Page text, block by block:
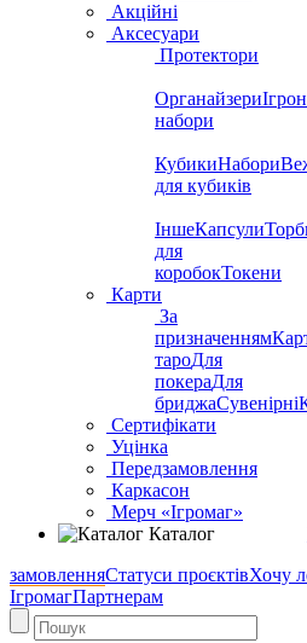
Акційні
Аксесуари
Протектори
Органайзери
набори
КубикиНабори
для кубиків
ІншеКапсули
для
коробокТокени
Карти
За
призначенням
тароДля
покераДля
бриджаСувенірні
Сертифікати
Уцінка
Передзамовлення
Каркасон
Мерч «Ігромаг»
Каталог
замовленняСтатуси проєктівХочу
ІгромагПартнерам